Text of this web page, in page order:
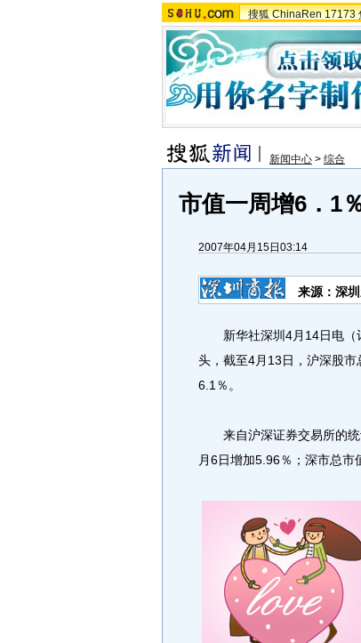
搜狐 ChinaRen 17173
新闻中心 > 综合
市值一周增6．1
2007年04月15日03:14
来源：深
新华社深圳4月14日电（
头，截至4月13日，沪深股
6.1％。
来自沪深证券交易所的统
月6日增加5.96％；深市总市